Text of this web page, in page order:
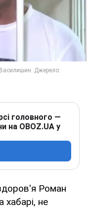
головного —
на OBOZ.UA у
Роман
хабарі, не